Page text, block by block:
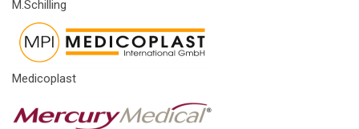
M.Schilling
Medicoplast